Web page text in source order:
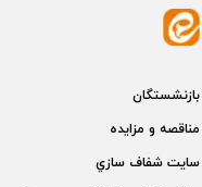
بازنشستگان
مناقصه و مزايده
سايت شفاف سازي